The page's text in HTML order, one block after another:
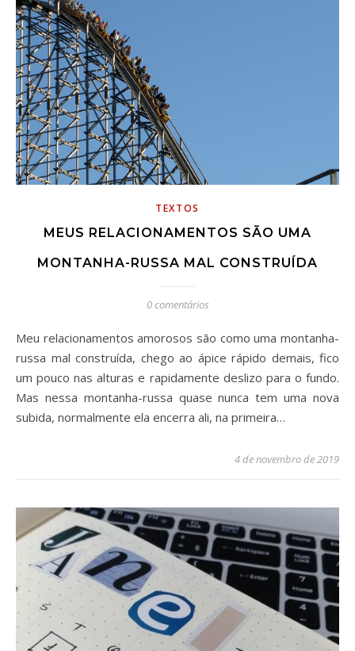
TEXTOS
MEUS RELACIONAMENTOS SÃO UMA
MONTANHA-RUSSA MAL CONSTRUÍDA
0 comentários
Meu relacionamentos amorosos são como uma montanha-
russa mal construída, chego ao ápice rápido demais, fico
um pouco nas alturas e rapidamente deslizo para o fundo.
Mas nessa montanha-russa quase nunca tem uma nova
subida, normalmente ela encerra ali, na primeira…
4 de novembro de 2019